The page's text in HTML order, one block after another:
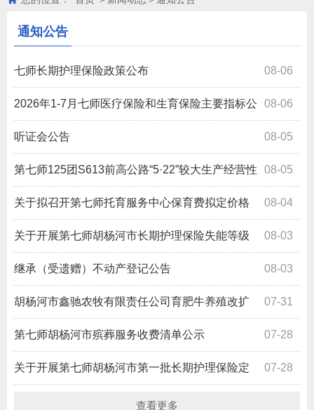
通知公告
08-06
七师长期护理保险政策公布
08-06
2026年1-7月七师医疗保险和生育保险主要指标公
布 08-05
听证会公告
08-05
第七师125团S613前高公路“5·22”较大生产经营性
道路交通事故调查报告 08-04
关于拟召开第七师托育服务中心保育费拟定价格
方案听证会的公告 08-03
关于开展第七师胡杨河市长期护理保险失能等级
评估预申请的公告 08-03
继承（受遗赠）不动产登记公告
07-31
胡杨河市鑫驰农牧有限责任公司育肥牛养殖改扩
建建设项目环境影响评价公众参与拟报批公示 07-28
第七师胡杨河市殡葬服务收费清单公示
07-28
关于开展第七师胡杨河市第一批长期护理保险定
点服务机构准入工作的公告查看更多